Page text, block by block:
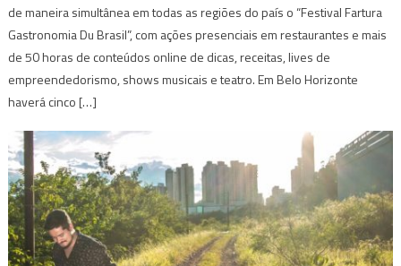
de maneira simultânea em todas as regiões do país o “Festival Fartura
Gastronomia Du Brasil”, com ações presenciais em restaurantes e mais
de 50 horas de conteúdos online de dicas, receitas, lives de
empreendedorismo, shows musicais e teatro. Em Belo Horizonte
haverá cinco […]